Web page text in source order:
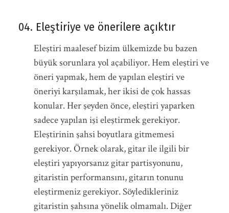
04. Eleştiriye ve önerilere açıktır
Eleştiri maalesef bizim ülkemizde bu bazen
büyük sorunlara yol açabiliyor. Hem eleştiri ve
öneri yapmak, hem de yapılan eleştiri ve
öneriyi karşılamak, her ikisi de çok hassas
konular. Her şeyden önce, eleştiri yaparken
sadece yapılan işi eleştirmek gerekiyor.
Eleştirinin şahsi boyutlara gitmemesi
gerekiyor. Örnek olarak, gitar ile ilgili bir
eleştiri yapıyorsanız gitar partisyonunu,
gitaristin performansını, gitarın tonunu
eleştirmeniz gerekiyor. Söyledikleriniz
gitaristin şahsına yönelik olmamalı. Diğer